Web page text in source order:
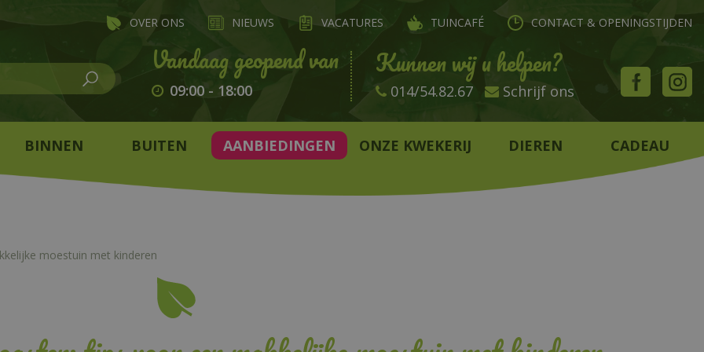
moestuin met kinderen
OVER ONS NIEUWS VACATURES TUINCAFÉ CONTACT & OPENINGSTIJDEN
09:00- 18:00
Kunnen wij u helpen?
014/54.82.67 Schrijf ons
BINNEN BUITEN AANBIEDINGEN ONZE KWEKERIJ DIEREN CADEAU